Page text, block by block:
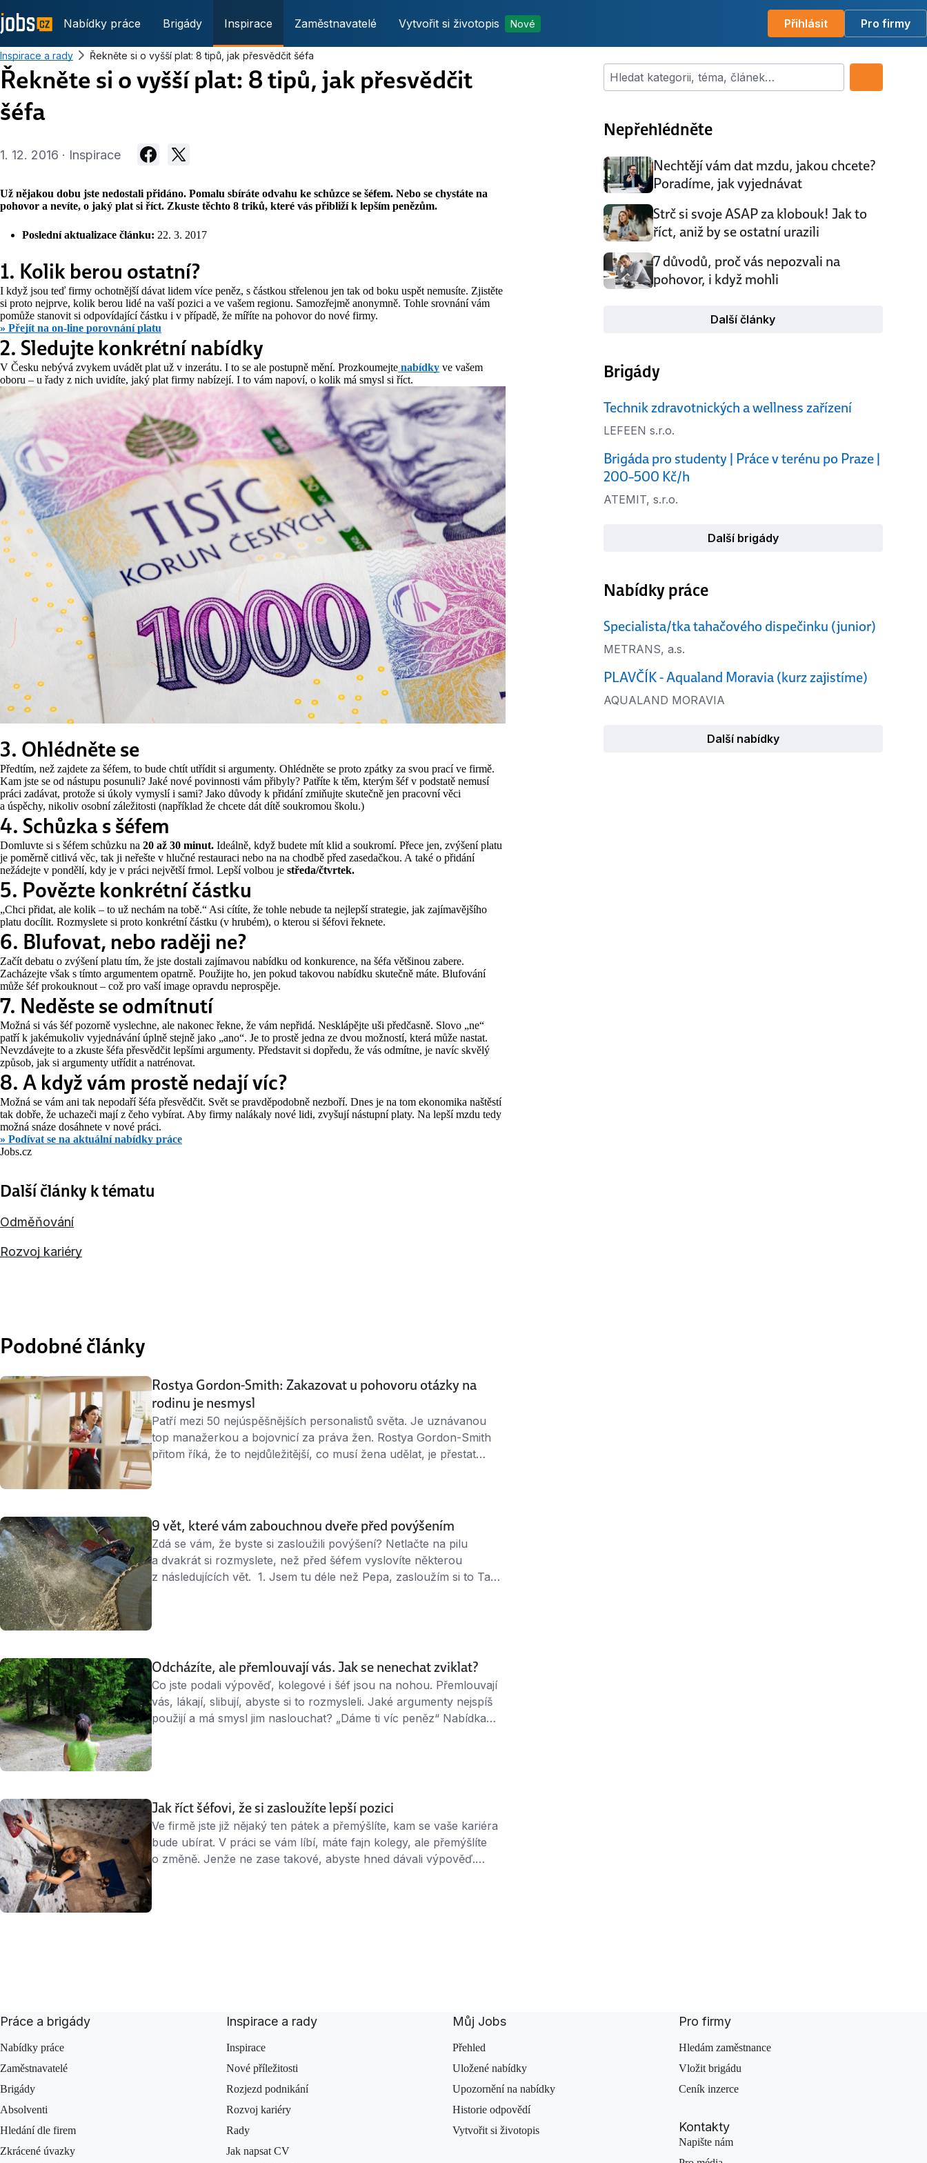
Nabídky práce Brigády Inspirace Zaměstnavatelé Vytvořit si životopis Nové Přihlásit Pro firmy
Inspirace a rady Řekněte si o vyšší plat: 8 tipů, jak přesvědčit šéfa
Řekněte si o vyšší plat: 8 tipů, jak přesvědčit
šéfa
1. 12. 2016 · Inspirace
Už nějakou dobu jste nedostali přidáno. Pomalu sbíráte odvahu ke schůzce se šéfem. Nebo se chystáte na
pohovor a nevíte, o jaký plat si říct. Zkuste těchto 8 triků, které vás přibliží k lepším penězům.
Poslední aktualizace článku: 22. 3. 2017
1. Kolik berou ostatní?
I když jsou teď firmy ochotnější dávat lidem více peněz, s částkou střelenou jen tak od boku uspět nemusíte. Zjistěte
si proto nejprve, kolik berou lidé na vaší pozici a ve vašem regionu. Samozřejmě anonymně. Tohle srovnání vám
pomůže stanovit si odpovídající částku i v případě, že míříte na pohovor do nové firmy.
» Přejít na on-line porovnání platu
2. Sledujte konkrétní nabídky
V Česku nebývá zvykem uvádět plat už v inzerátu. I to se ale postupně mění. Prozkoumejte nabídky ve vašem
oboru – u řady z nich uvidíte, jaký plat firmy nabízejí. I to vám napoví, o kolik má smysl si říct.
3. Ohlédněte se
Předtím, než zajdete za šéfem, to bude chtít utřídit si argumenty. Ohlédněte se proto zpátky za svou prací ve firmě.
Kam jste se od nástupu posunuli? Jaké nové povinnosti vám přibyly? Patříte k těm, kterým šéf v podstatě nemusí
práci zadávat, protože si úkoly vymyslí i sami? Jako důvody k přidání zmiňujte skutečně jen pracovní věci
a úspěchy, nikoliv osobní záležitosti (například že chcete dát dítě soukromou školu.)
4. Schůzka s šéfem
Domluvte si s šéfem schůzku na 20 až 30 minut. Ideálně, když budete mít klid a soukromí. Přece jen, zvýšení platu
je poměrně citlivá věc, tak ji neřešte v hlučné restauraci nebo na na chodbě před zasedačkou. A také o přidání
nežádejte v pondělí, kdy je v práci největší frmol. Lepší volbou je středa/čtvrtek.
5. Povězte konkrétní částku
„Chci přidat, ale kolik – to už nechám na tobě.“ Asi cítíte, že tohle nebude ta nejlepší strategie, jak zajímavějšího
platu docílit. Rozmyslete si proto konkrétní částku (v hrubém), o kterou si šéfovi řeknete.
6. Blufovat, nebo raději ne?
Začít debatu o zvýšení platu tím, že jste dostali zajímavou nabídku od konkurence, na šéfa většinou zabere.
Zacházejte však s tímto argumentem opatrně. Použijte ho, jen pokud takovou nabídku skutečně máte. Blufování
může šéf prokouknout – což pro vaší image opravdu neprospěje.
7. Neděste se odmítnutí
Možná si vás šéf pozorně vyslechne, ale nakonec řekne, že vám nepřidá. Nesklápějte uši předčasně. Slovo „ne“
patří k jakémukoliv vyjednávání úplně stejně jako „ano“. Je to prostě jedna ze dvou možností, která může nastat.
Nevzdávejte to a zkuste šéfa přesvědčit lepšími argumenty. Představit si dopředu, že vás odmítne, je navíc skvělý
způsob, jak si argumenty utřídit a natrénovat.
8. A když vám prostě nedají víc?
Možná se vám ani tak nepodaří šéfa přesvědčit. Svět se pravděpodobně nezboří. Dnes je na tom ekonomika naštěstí
tak dobře, že uchazeči mají z čeho vybírat. Aby firmy nalákaly nové lidi, zvyšují nástupní platy. Na lepší mzdu tedy
možná snáze dosáhnete v nové práci.
» Podívat se na aktuální nabídky práce
Jobs.cz
Další články k tématu
Odměňování
Rozvoj kariéry
Podobné články
Rostya Gordon-Smith: Zakazovat u pohovoru otázky na
rodinu je nesmysl
Patří mezi 50 nejúspěšnějších personalistů světa. Je uznávanou
top manažerkou a bojovnicí za práva žen. Rostya Gordon-Smith
přitom říká, že to nejdůležitější, co musí žena udělat, je přestat
9 vět, které vám zabouchnou dveře před povýšením
Zdá se vám, že byste si zasloužili povýšení? Netlačte na pilu
a dvakrát si rozmyslete, než před šéfem vyslovíte některou
z následujících vět. 1. Jsem tu déle než Pepa, zasloužím si to Tak
Odcházíte, ale přemlouvají vás. Jak se nenechat zviklat?
Co jste podali výpověď, kolegové i šéf jsou na nohou. Přemlouvají
vás, lákají, slibují, abyste si to rozmysleli. Jaké argumenty nejspíš
použijí a má smysl jim naslouchat? „Dáme ti víc peněz“ Nabídka
Jak říct šéfovi, že si zasloužíte lepší pozici
Ve firmě jste již nějaký ten pátek a přemýšlíte, kam se vaše kariéra
bude ubírat. V práci se vám líbí, máte fajn kolegy, ale přemýšlíte
o změně. Jenže ne zase takové, abyste hned dávali výpověď.
Hledat kategorii, téma, článek…
Nepřehlédněte
Nechtějí vám dat mzdu, jakou chcete?
Poradíme, jak vyjednávat
Strč si svoje ASAP za klobouk! Jak to
říct, aniž by se ostatní urazili
7 důvodů, proč vás nepozvali na
pohovor, i když mohli
Další články
Brigády
Technik zdravotnických a wellness zařízení
LEFEEN s.r.o.
Brigáda pro studenty | Práce v terénu po Praze |
200–500 Kč/h
ATEMIT, s.r.o.
Další brigády
Nabídky práce
Specialista/tka tahačového dispečinku (junior)
METRANS, a.s.
PLAVČÍK - Aqualand Moravia (kurz zajistíme)
AQUALAND MORAVIA
Další nabídky
Práce a brigády
Nabídky práce
Zaměstnavatelé
Brigády
Absolventi
Hledání dle firem
Zkrácené úvazky
Inspirace a rady
Inspirace
Nové příležitosti
Rozjezd podnikání
Rozvoj kariéry
Rady
Jak napsat CV
Můj Jobs
Přehled
Uložené nabídky
Upozornění na nabídky
Historie odpovědí
Vytvořit si životopis
Pro firmy
Hledám zaměstnance
Vložit brigádu
Ceník inzerce
Kontakty
Napište nám